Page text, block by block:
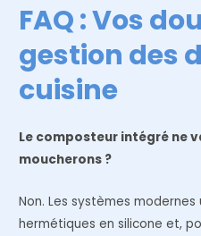
FAQ : Vos
gestion des
cuisine
Le composteur intégré ne
moucherons ?
Non. Les systèmes
hermétiques en silicone et,